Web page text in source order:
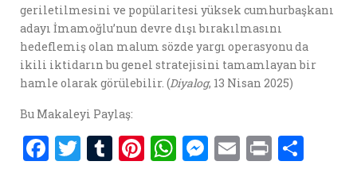
geriletilmesini ve popülaritesi yüksek cumhurbaşkanı
adayı İmamoğlu’nun devre dışı bırakılmasını
hedeflemiş olan malum sözde yargı operasyonu da
ikili iktidarın bu genel stratejisini tamamlayan bir
hamle olarak görülebilir. (Diyalog, 13 Nisan 2025)
Bu Makaleyi Paylaş:
F T T Pi W M E P